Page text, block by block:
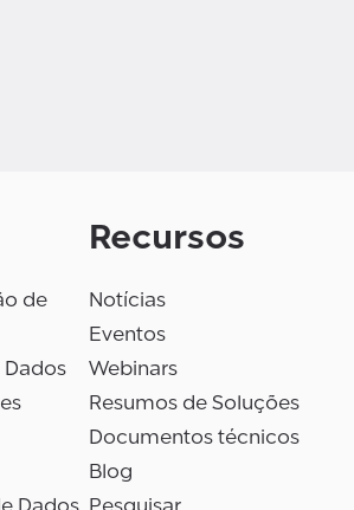
de
Dados
Recursos
Notícias
Eventos
Webinars
Resumos de Soluções
Documentos técnicos
Blog